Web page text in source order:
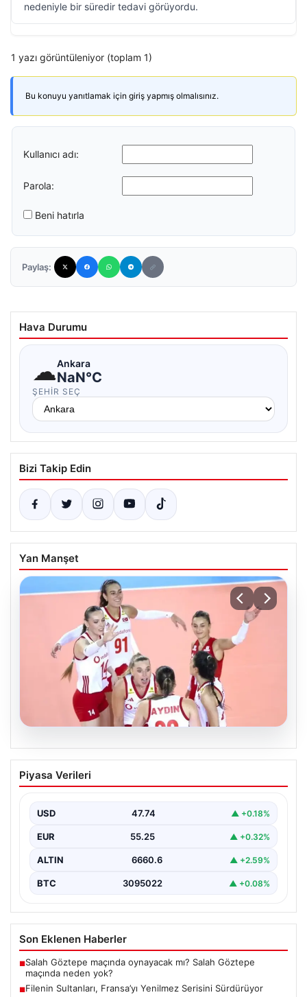
nedeniyle bir süredir tedavi görüyordu.
1 yazı görüntüleniyor (toplam 1)
Bu konuyu yanıtlamak için giriş yapmış olmalısınız.
Kullanıcı adı:
Parola:
Beni hatırla
Paylaş:
Hava Durumu
☁Ankara
NaN°C
ŞEHIR SEÇ
Bizi Takip Edin
Yan Manşet
07.08.2026
Filenin Sultanları, Fransa’yı Yenilmez
Serisini Sürdürüyor
öncesinde yaptığı hazırlık maçlarında gösterdiği üstün
performansla…
Piyasa Verileri
USD 47.74 ▲ +0.18%
EUR 55.25 ▲ +0.32%
ALTIN 6660.6 ▲ +2.59%
BTC 3095022 ▲ +0.08%
Son Eklenen Haberler
■Salah Göztepe maçında oynayacak mı? Salah Göztepe
maçında neden yok?
■Filenin Sultanları, Fransa’yı Yenilmez Serisini Sürdürüyor